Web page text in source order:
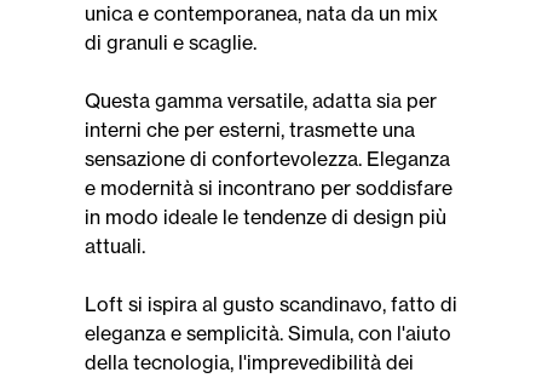
unica e contemporanea, nata da un mix
di granuli e scaglie.
Questa gamma versatile, adatta sia per
interni che per esterni, trasmette una
sensazione di confortevolezza. Eleganza
e modernità si incontrano per soddisfare
in modo ideale le tendenze di design più
attuali.
Loft si ispira al gusto scandinavo, fatto di
eleganza e semplicità. Simula, con l'aiuto
della tecnologia, l'imprevedibilità dei